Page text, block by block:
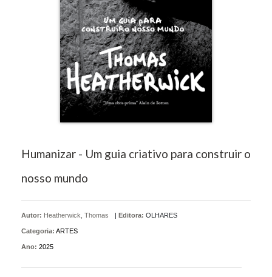
Humanizar - Um guia criativo para construir o
nosso mundo
Autor: Heatherwick, Thomas Editora: OLHARES
Categoria: ARTES
Ano: 2025